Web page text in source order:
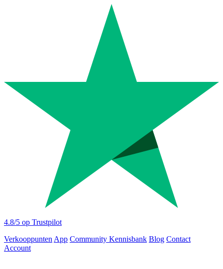
4.8/5 op Trustpilot
Verkooppunten App Community Kennisbank Blog Contact
Account